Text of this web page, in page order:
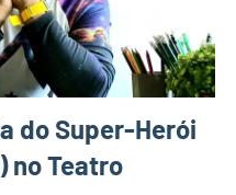
do Super-Herói
no Teatro